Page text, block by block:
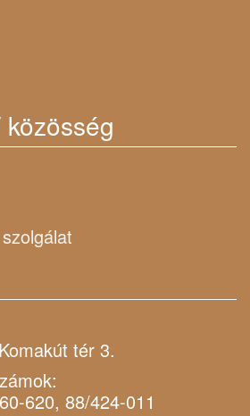
tér 3.
620, 88/424-011